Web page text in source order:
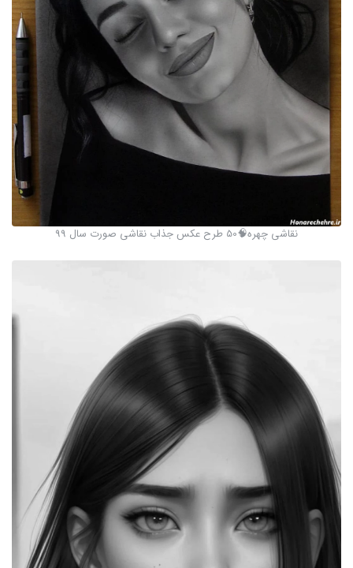
نقاشی چهره🧠50 طرح عکس جذاب نقاشی صورت سال 99